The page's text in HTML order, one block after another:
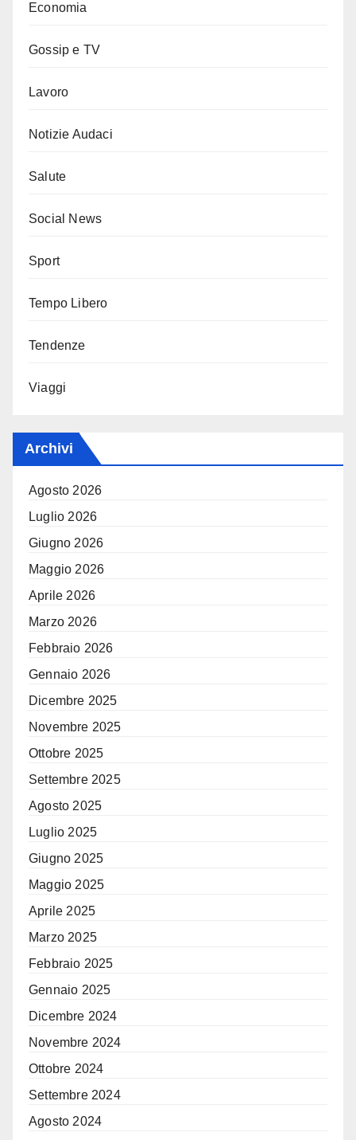
Economia
Gossip e TV
Lavoro
Notizie Audaci
Salute
Social News
Sport
Tempo Libero
Tendenze
Viaggi
Archivi
Agosto 2026
Luglio 2026
Giugno 2026
Maggio 2026
Aprile 2026
Marzo 2026
Febbraio 2026
Gennaio 2026
Dicembre 2025
Novembre 2025
Ottobre 2025
Settembre 2025
Agosto 2025
Luglio 2025
Giugno 2025
Maggio 2025
Aprile 2025
Marzo 2025
Febbraio 2025
Gennaio 2025
Dicembre 2024
Novembre 2024
Ottobre 2024
Settembre 2024
Agosto 2024